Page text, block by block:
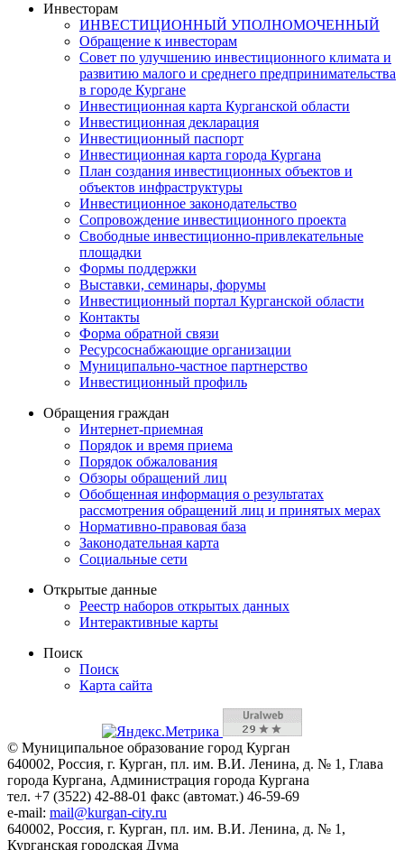
Инвесторам
ИНВЕСТИЦИОННЫЙ УПОЛНОМОЧЕННЫЙ
Обращение к инвесторам
Совет по улучшению инвестиционного климата и
развитию малого и среднего предпринимательства
в городе Кургане
Инвестиционная карта Курганской области
Инвестиционная декларация
Инвестиционный паспорт
Инвестиционная карта города Кургана
План создания инвестиционных объектов и
объектов инфраструктуры
Инвестиционное законодательство
Сопровождение инвестиционного проекта
Свободные инвестиционно-привлекательные
площадки
Формы поддержки
Выставки, семинары, форумы
Инвестиционный портал Курганской области
Контакты
Форма обратной связи
Ресурсоснабжающие организации
Муниципально-частное партнерство
Инвестиционный профиль
Обращения граждан
Интернет-приемная
Порядок и время приема
Порядок обжалования
Обзоры обращений лиц
Обобщенная информация о результатах
рассмотрения обращений лиц и принятых мерах
Нормативно-правовая база
Законодательная карта
Социальные сети
Открытые данные
Реестр наборов открытых данных
Интерактивные карты
Поиск
Поиск
Карта сайта
© Муниципальное образование город Курган
640002, Россия, г. Курган, пл. им. В.И. Ленина, д. № 1, Глава
города Кургана, Администрация города Кургана
тел. +7 (3522) 42-88-01 факс (автомат.) 46-59-69
e-mail: mail@kurgan-city.ru
640002, Россия, г. Курган, пл. им. В.И. Ленина, д. № 1,
Курганская городская Дума